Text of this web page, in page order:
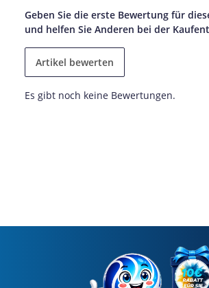
Geben Sie die erste Bewertung für
und helfen Sie Anderen bei der
Artikel bewerten
Es gibt noch keine Bewertungen.